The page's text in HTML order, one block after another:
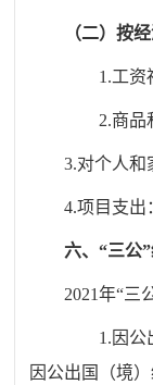
（二）按
1.工资
2.商品
3.对个人和
4.项目支出
六、“三公
2021年“三
1.因公
因公出国（境）